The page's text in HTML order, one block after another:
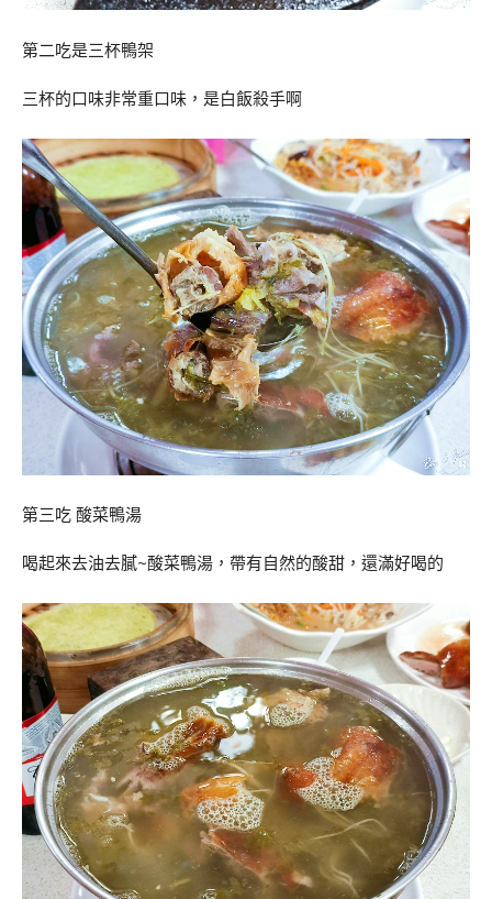
第二吃是三杯鴨架
三杯的口味非常重口味，是白飯殺手啊
第三吃 酸菜鴨湯
喝起來去油去膩~酸菜鴨湯，帶有自然的酸甜，還滿好喝的